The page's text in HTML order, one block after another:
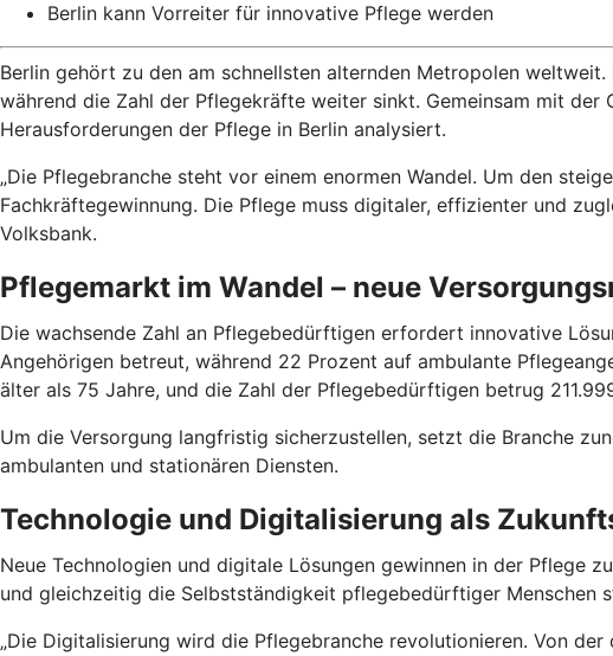
Berlin kann Vorreiter für innovative Pflege werden
Berlin gehört zu den am schnellsten alternden Metropolen
während die Zahl der Pflegekräfte weiter sinkt. Gemeinsam mit
Herausforderungen der Pflege in Berlin analysiert.
„Die Pflegebranche steht vor einem enormen Wandel. Um den
Fachkräftegewinnung. Die Pflege muss digitaler, effizienter und
Volksbank.
Pflegemarkt im Wandel – neue
Die wachsende Zahl an Pflegebedürftigen erfordert innovative
Angehörigen betreut, während 22 Prozent auf ambulante
älter als 75 Jahre, und die Zahl der Pflegebedürftigen betrug
Um die Versorgung langfristig sicherzustellen, setzt die Branche
ambulanten und stationären Diensten.
Technologie und Digitalisierung als
Neue Technologien und digitale Lösungen gewinnen in der Pflege
und gleichzeitig die Selbstständigkeit pflegebedürftiger Menschen
„Die Digitalisierung wird die Pflegebranche revolutionieren. Von